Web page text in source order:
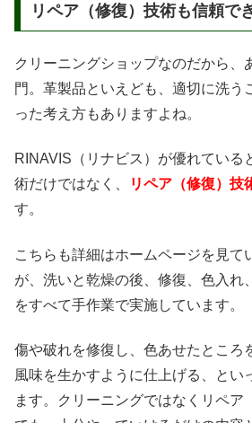
リペア（修復）技術も信頼で
クリーニングショップなのだから、
門。革製品といえども、適切に洗う
った考え方もありますよね。
RINAVIS（リナビス）が優れている
術だけではなく、
リペア（修復）技
す。
こちらも詳細はホームページを見て
が、洗いと乾燥の後、修復、色入れ
をすべて手作業で実施しています。
傷や破れを修復し、色あせたところ
風味を生かすように仕上げる、とい
ます。クリーニングではなくリペア